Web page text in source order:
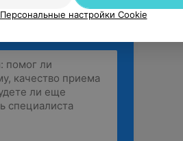
Персональные настройки Cookie